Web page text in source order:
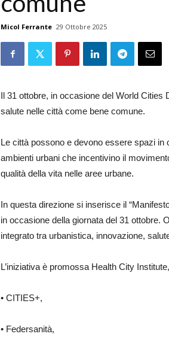
Micol Ferrante 29 Ottobre 2025
Il 31 ottobre, in occasione del World
salute nelle città come bene comune.
Le città possono e devono essere spazi in
ambienti urbani che incentivino il
qualità della vita nelle aree urbane.
In questa direzione si inserisce il
in occasione della giornata del 31 ottobre.
integrato tra urbanistica, innovazione,
L’iniziativa è promossa Health City
• CITIES+,
• Federsanità,